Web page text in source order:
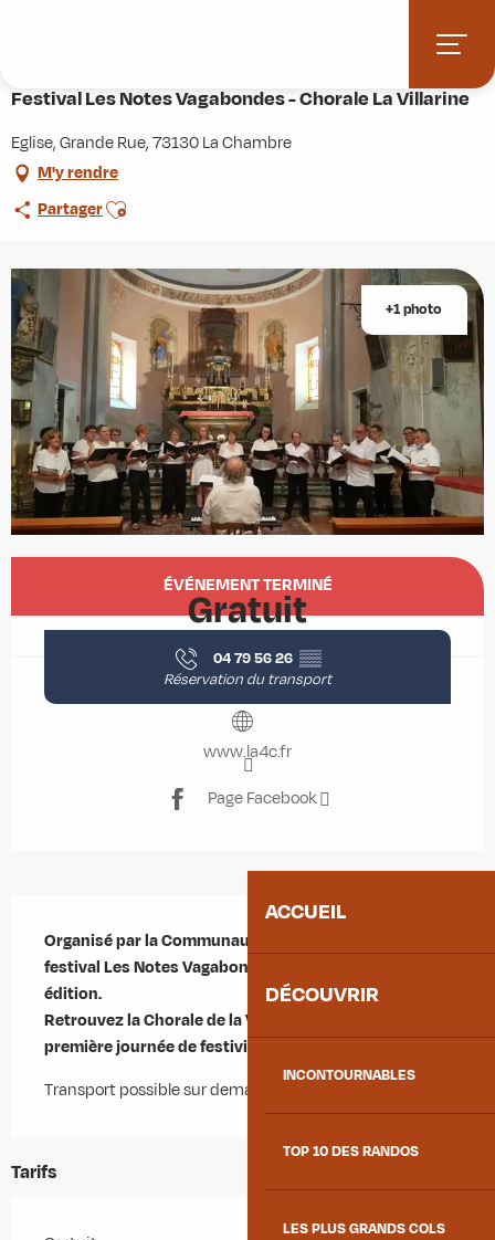
principal
ACCUEIL
DÉCOUVRIR
INCONTOURNABLES
TOP 10 DES RANDOS
LES PLUS GRANDS COLS
Festival Les Notes Vagabondes - Chorale La Villarine
Eglise, Grande Rue, 73130 La Chambre
M'y rendre
PartagerAjouter aux favoris
+1 photo
Ouverture et coordonnées
ÉVÉNEMENT TERMINÉ
Gratuit
04 79 56 26 ▒▒
Réservation du transport
www.la4c.fr
Page Facebook
Organisé par la Communauté de Communes, le
festival Les Notes Vagabondes revient pour sa 2ème
édition.
Retrouvez la Chorale de la Villarine pour cette
première journée de festivité !
Transport possible sur demande.
Tarifs